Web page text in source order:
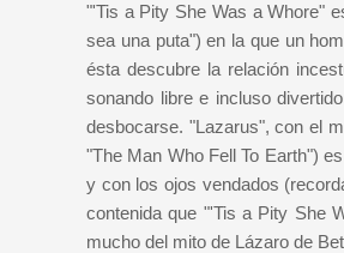
"'Tis a Pity She Was a Whore"
sea una puta") en la que un
ésta descubre la relación
sonando libre e incluso
desbocarse. "Lazarus", con el
"The Man Who Fell To Earth")
y con los ojos vendados
contenida que "'Tis a Pity She
mucho del mito de Lázaro de